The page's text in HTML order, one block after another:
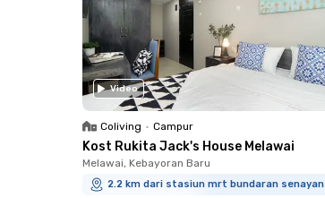
Video
Coliving • Campur
Kost Rukita Jack's House Melawai
Melawai, Kebayoran Baru
2.2 km dari stasiun mrt bundaran senayan